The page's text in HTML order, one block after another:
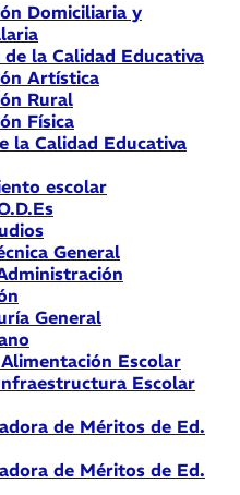
Domiciliaria y
la Calidad Educativa
Artística
Rural
Física
la Calidad Educativa
escolar
General
General
Escolar
Escolar
de Méritos de Ed.
de Méritos de Ed.